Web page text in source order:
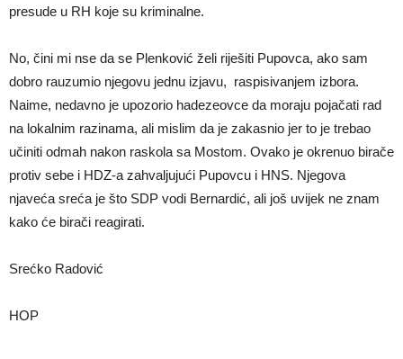
presude u RH koje su kriminalne.
No, čini mi nse da se Plenković želi riješiti Pupovca, ako sam
dobro rauzumio njegovu jednu izjavu, raspisivanjem izbora.
Naime, nedavno je upozorio hadezeovce da moraju pojačati rad
na lokalnim razinama, ali mislim da je zakasnio jer to je trebao
učiniti odmah nakon raskola sa Mostom. Ovako je okrenuo birače
protiv sebe i HDZ-a zahvaljujući Pupovcu i HNS. Njegova
njaveća sreća je što SDP vodi Bernardić, ali još uvijek ne znam
kako će birači reagirati.
Srećko Radović
HOP